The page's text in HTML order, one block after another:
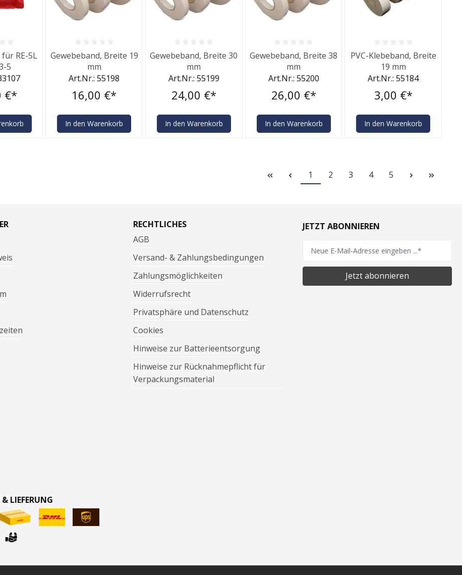
Bewertung von 0 von 5 Sternen
RE-5L
5
€*
Durchschnittliche Bewertung von 0 von 5 Sternen
Gewebeband, Breite 19
mm
Art.Nr.: 55198
16,00 €*
In den Warenkorb
Durchschnittliche Bewertung von 0 von 5 Sternen
Gewebeband, Breite 30
mm
Art.Nr.: 55199
24,00 €*
In den Warenkorb
Durchschnittliche Bewertung von 0 von 5 Sternen
Gewebeband, Breite 38
mm
Art.Nr.: 55200
26,00 €*
In den Warenkorb
Durchschnittliche Bewertung
PVC-Klebeband, Breite
19 mm
Art.Nr.: 55184
3,00 €*
In den Warenkorb
1 2 3 4 5
RECHTLICHES
AGB
Versand- & Zahlungsbedingungen
Zahlungsmöglichkeiten
Widerrufsrecht
Privatsphäre und Datenschutz
Cookies
Hinweise zur Batterieentsorgung
Hinweise zur Rücknahmepflicht für
Verpackungsmaterial
JETZT ABONNIEREN
Jetzt abonnieren
LIEFERUNG